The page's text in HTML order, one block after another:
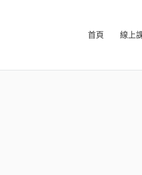
首頁 線上